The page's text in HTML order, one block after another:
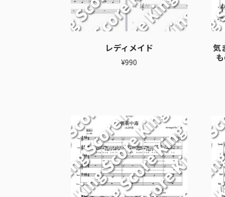
レディメイド
¥990
気